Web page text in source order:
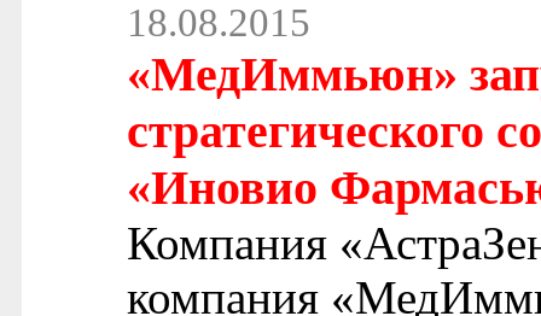
18.08.2015
«МедИммьюн»
стратегического
«Иновио
Компания
компания